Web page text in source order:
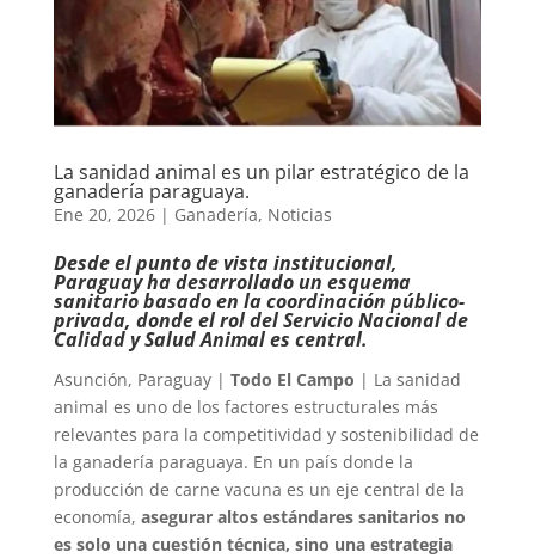
La sanidad animal es un pilar estratégico de la
ganadería paraguaya.
Ene 20, 2026| Ganadería, Noticias
Desde el punto de vista institucional,
Paraguay ha desarrollado un esquema
sanitario basado en la coordinación público-
privada, donde el rol del Servicio Nacional de
Calidad y Salud Animal es central.
Asunción, Paraguay | Todo El Campo | La sanidad
animal es uno de los factores estructurales más
relevantes para la competitividad y sostenibilidad de
la ganadería paraguaya. En un país donde la
producción de carne vacuna es un eje central de la
economía, asegurar altos estándares sanitarios no
es solo una cuestión técnica, sino una estrategia